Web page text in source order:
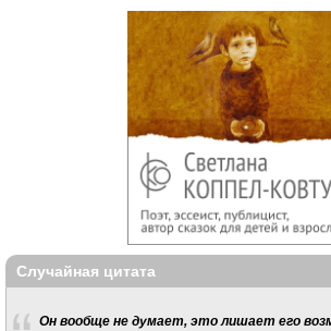
Случайная цитата
Он вообще не думает, это лишает его